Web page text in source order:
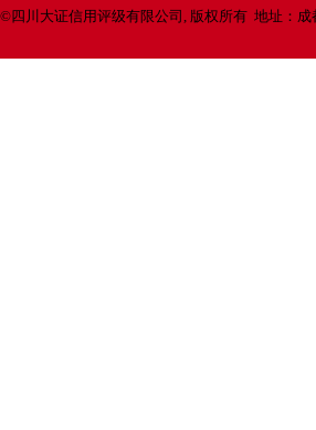
©四川大证信用评级有限公司, 版权所有 地址：成